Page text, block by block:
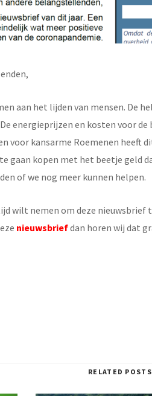
aan het lijden van mensen. De
energieprijzen en kosten voor
voor kansarme Roemenen heeft
gaan kopen met het beetje geld
of we nog meer kunnen helpen.
wilt nemen om deze
nieuwsbriefdan horen wij dat
RELATED POSTS